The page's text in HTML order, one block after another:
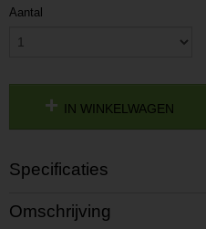
Aantal
IN WINKELWAGEN
Specificaties
Productcode
201792214275
Omschrijving